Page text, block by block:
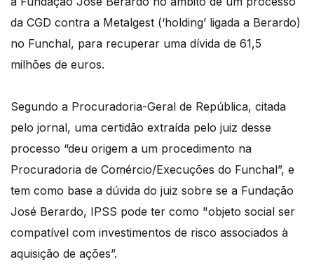
da CGD contra a Metalgest (‘holding’ ligada a Berardo)
no Funchal, para recuperar uma dívida de 61,5
milhões de euros.
Segundo a Procuradoria-Geral de República, citada
pelo jornal, uma certidão extraída pelo juiz desse
processo “deu origem a um procedimento na
Procuradoria de Comércio/Execuções do Funchal”, e
tem como base a dúvida do juiz sobre se a Fundação
José Berardo, IPSS pode ter como "objeto social ser
compatível com investimentos de risco associados à
aquisição de ações”.